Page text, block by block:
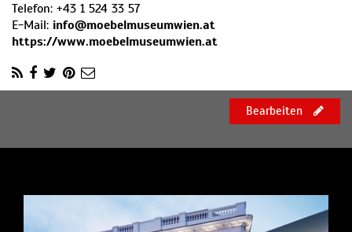
Telefon: +43 1 524 33 57
E-Mail: info@moebelmuseumwien.at
https://www.moebelmuseumwien.at
Bearbeiten